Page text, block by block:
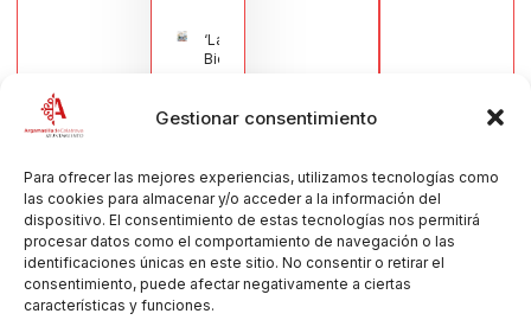
Gestionar consentimiento
Para ofrecer las mejores experiencias, utilizamos tecnologías como
las cookies para almacenar y/o acceder a la información del
dispositivo. El consentimiento de estas tecnologías nos permitirá
procesar datos como el comportamiento de navegación o las
identificaciones únicas en este sitio. No consentir o retirar el
consentimiento, puede afectar negativamente a ciertas
características y funciones.
‘La
Bienvenida’,
estampa de
de la Virgen
Muñoz
Muñoz,
anuncia las
Fiestas
Patronales
2026
30/07/2026